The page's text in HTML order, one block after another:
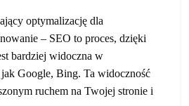
optymalizację dla
– SEO to proces, dzięki
bardziej widoczna w
Google, Bing. Ta widoczność
ruchem na Twojej stronie i